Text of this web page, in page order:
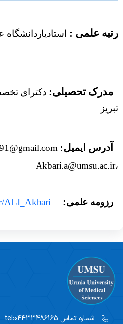
اعضای هیات علمی آموزشی
موسسه ملی توسعه تحقیقات علوم
کمیته دیجیتال دانشگاه
سامانه علم سنجی پژوهشکده
رتبه علمی :
مدرک تحصیلی: دکترای
تبریز
آدرس ایمیل:
،Akbari.a@umsu.ac.ir
رزومه علمی:
ALI_Akbari
شماره تماس